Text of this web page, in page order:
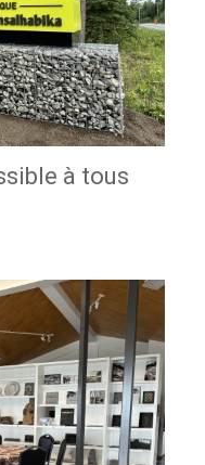
à tous